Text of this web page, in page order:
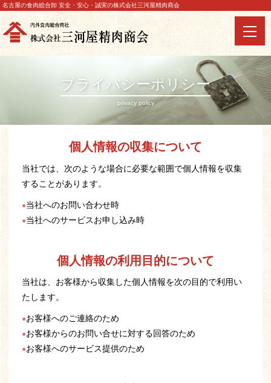
名古屋の食肉総合卸 安全・安心・誠実の株式会社三河屋精肉商会
プライバシーポリシー
privacy policy
個人情報の収集について
当社では、次のような場合に必要な範囲で個人情報を収集
することがあります。
当社へのお問い合わせ時
当社へのサービスお申し込み時
個人情報の利用目的について
当社は、お客様から収集した個人情報を次の目的で利用い
たします。
お客様へのご連絡のため
お客様からのお問い合せに対する回答のため
お客様へのサービス提供のため